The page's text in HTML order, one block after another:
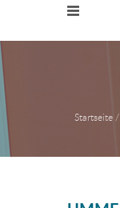
Startseite